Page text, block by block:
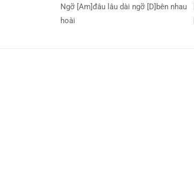
Ngỡ [Am]đâu lâu dài ngỡ [D]bên nhau
hoài